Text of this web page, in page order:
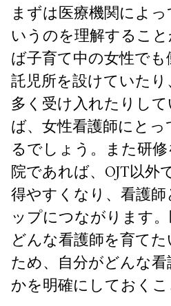
まずは医療機関によ
いうのを理解するこ
ば子育て中の女性で
託児所を設けていた
多く受け入れたりし
ば、女性看護師にと
るでしょう。また研
院であれば、OJT以外
得やすくなり、看護
ップにつながります
どんな看護師を育て
ため、自分がどんな
かを明確にしておくこ